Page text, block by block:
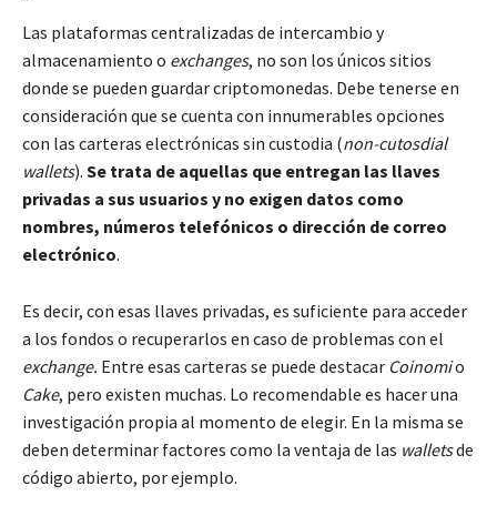
Las plataformas centralizadas de intercambio y
almacenamiento o exchanges, no son los únicos sitios
donde se pueden guardar criptomonedas. Debe tenerse en
consideración que se cuenta con innumerables opciones
con las carteras electrónicas sin custodia (non-cutosdial
wallets). Se trata de aquellas que entregan las llaves
privadas a sus usuarios y no exigen datos como
nombres, números telefónicos o dirección de correo
electrónico.
Es decir, con esas llaves privadas, es suficiente para acceder
a los fondos o recuperarlos en caso de problemas con el
exchange. Entre esas carteras se puede destacar Coinomio
Cake, pero existen muchas. Lo recomendable es hacer una
investigación propia al momento de elegir. En la misma se
deben determinar factores como la ventaja de las walletsde
código abierto, por ejemplo.